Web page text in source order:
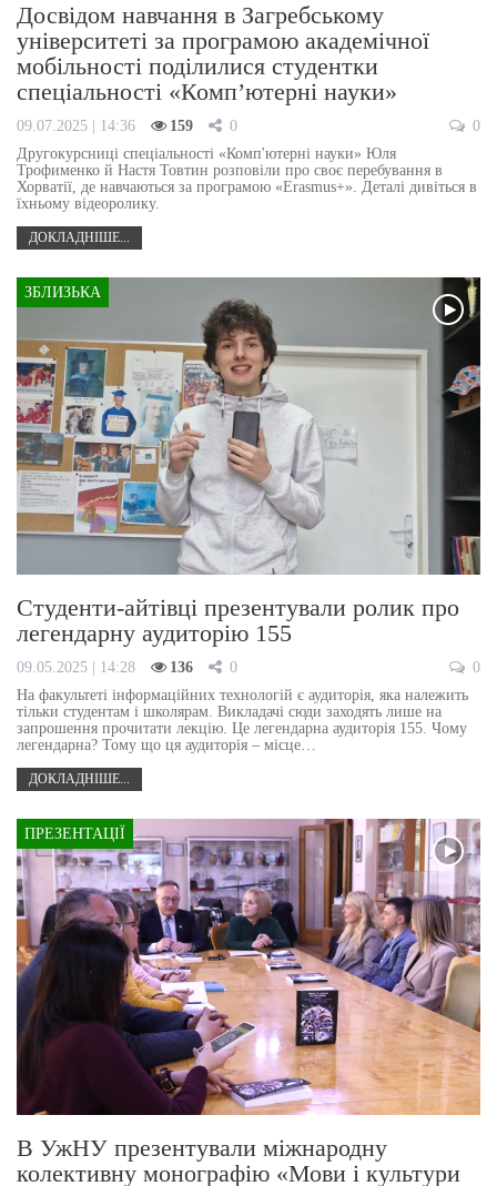
Досвідом навчання в Загребському
університеті за програмою академічної
мобільності поділилися студентки
спеціальності «Комп’ютерні науки»
09.07.2025 | 14:36 159 0
0
Другокурсниці спеціальності «Комп'ютерні науки» Юля
Трофименко й Настя Товтин розповіли про своє перебування в
Хорватії, де навчаються за програмою «Erasmus+». Деталі дивіться в
їхньому відеоролику.
ДОКЛАДНІШЕ...
ЗБЛИЗЬКА
Студенти-айтівці презентували ролик про
легендарну аудиторію 155
09.05.2025 | 14:28 136 0
0
На факультеті інформаційних технологій є аудиторія, яка належить
тільки студентам і школярам. Викладачі сюди заходять лише на
запрошення прочитати лекцію. Це легендарна аудиторія 155. Чому
легендарна? Тому що ця аудиторія – місце…
ДОКЛАДНІШЕ...
ПРЕЗЕНТАЦІЇ
В УжНУ презентували міжнародну
колективну монографію «Мови і культури